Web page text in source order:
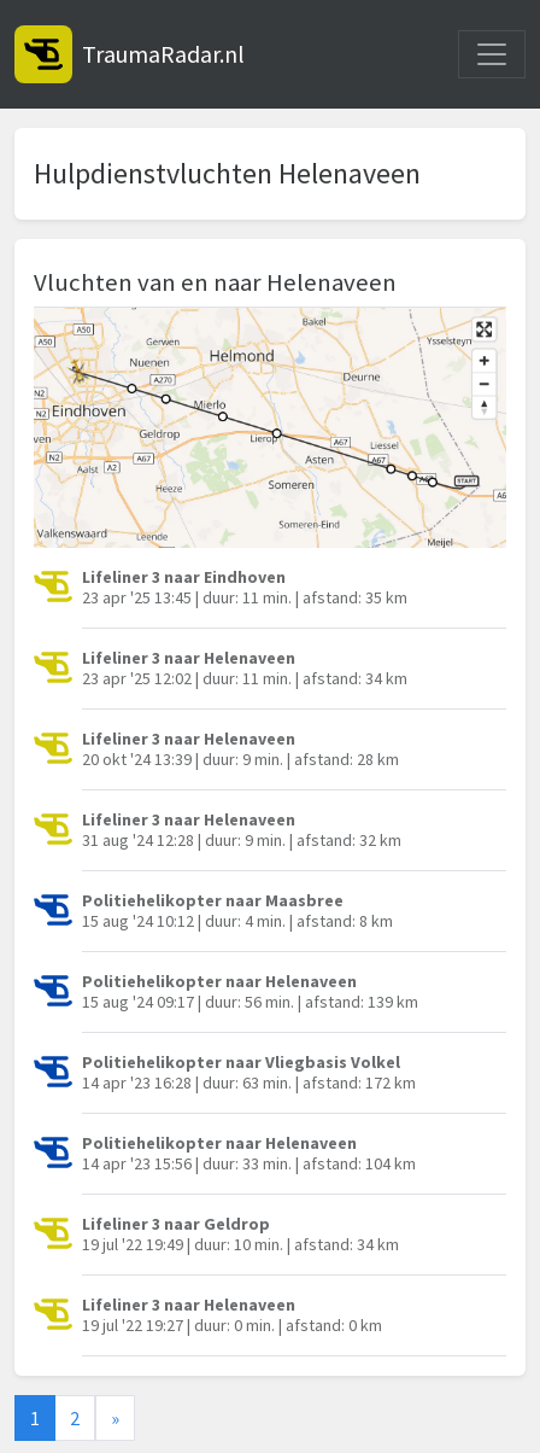
TraumaRadar.nl
Hulpdienstvluchten Helenaveen
Vluchten van en naar Helenaveen
Lifeliner 3 naar Eindhoven
23 apr '25 13:45 | duur: 11 min. | afstand: 35 km
Lifeliner 3 naar Helenaveen
23 apr '25 12:02 | duur: 11 min. | afstand: 34 km
Lifeliner 3 naar Helenaveen
20 okt '24 13:39 | duur: 9 min. | afstand: 28 km
Lifeliner 3 naar Helenaveen
31 aug '24 12:28 | duur: 9 min. | afstand: 32 km
Politiehelikopter naar Maasbree
15 aug '24 10:12 | duur: 4 min. | afstand: 8 km
Politiehelikopter naar Helenaveen
15 aug '24 09:17 | duur: 56 min. | afstand: 139 km
Politiehelikopter naar Vliegbasis Volkel
14 apr '23 16:28 | duur: 63 min. | afstand: 172 km
Politiehelikopter naar Helenaveen
14 apr '23 15:56 | duur: 33 min. | afstand: 104 km
Lifeliner 3 naar Geldrop
19 jul '22 19:49 | duur: 10 min. | afstand: 34 km
Lifeliner 3 naar Helenaveen
19 jul '22 19:27 | duur: 0 min. | afstand: 0 km
1 2 »